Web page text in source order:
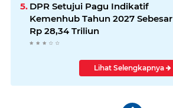
DPR Setujui Pagu Indikatif
Kemenhub Tahun 2027 Sebesar
Rp 28,34 Triliun
Lihat Selengkapnya